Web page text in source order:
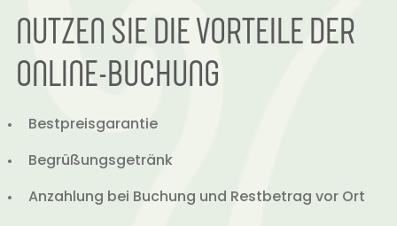
NUTZEN SIE DIE VORTEILE DER
ONLINE-BUCHUNG
Bestpreisgarantie
Begrüßungsgetränk
Anzahlung bei Buchung und Restbetrag vor Ort